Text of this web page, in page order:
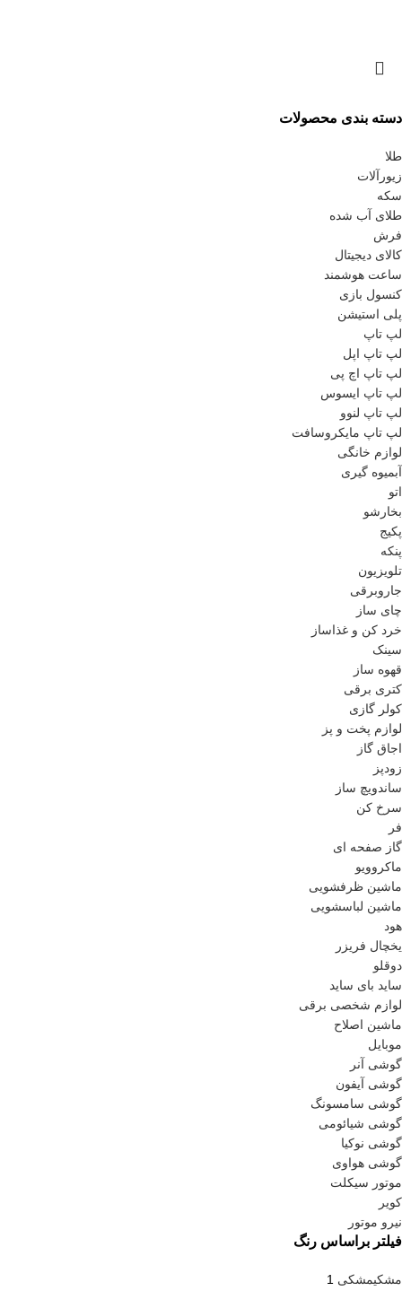
دسته بندی محصولات
طلا
زیورآلات
سکه
طلای آب شده
فرش
کالای دیجیتال
ساعت هوشمند
کنسول بازی
پلی استیشن
لپ تاپ
لپ تاپ اپل
لپ تاپ اچ پی
لپ تاپ ایسوس
لپ تاپ لنوو
لپ تاپ مایکروسافت
لوازم خانگی
آبمیوه گیری
اتو
بخارشو
پکیج
پنکه
تلویزیون
جاروبرقی
چای ساز
خرد کن و غذاساز
سینک
قهوه ساز
کتری برقی
کولر گازی
لوازم پخت و پز
اجاق گاز
زودپز
ساندویچ ساز
سرخ کن
فر
گاز صفحه ای
ماکروویو
ماشین ظرفشویی
ماشین لباسشویی
هود
یخچال فریزر
دوقلو
ساید بای ساید
لوازم شخصی برقی
ماشین اصلاح
موبایل
گوشی آنر
گوشی آیفون
گوشی سامسونگ
گوشی شیائومی
گوشی نوکیا
گوشی هواوی
موتور سیکلت
کویر
نیرو موتور
فیلتر براساس رنگ
مشکیمشکی 1